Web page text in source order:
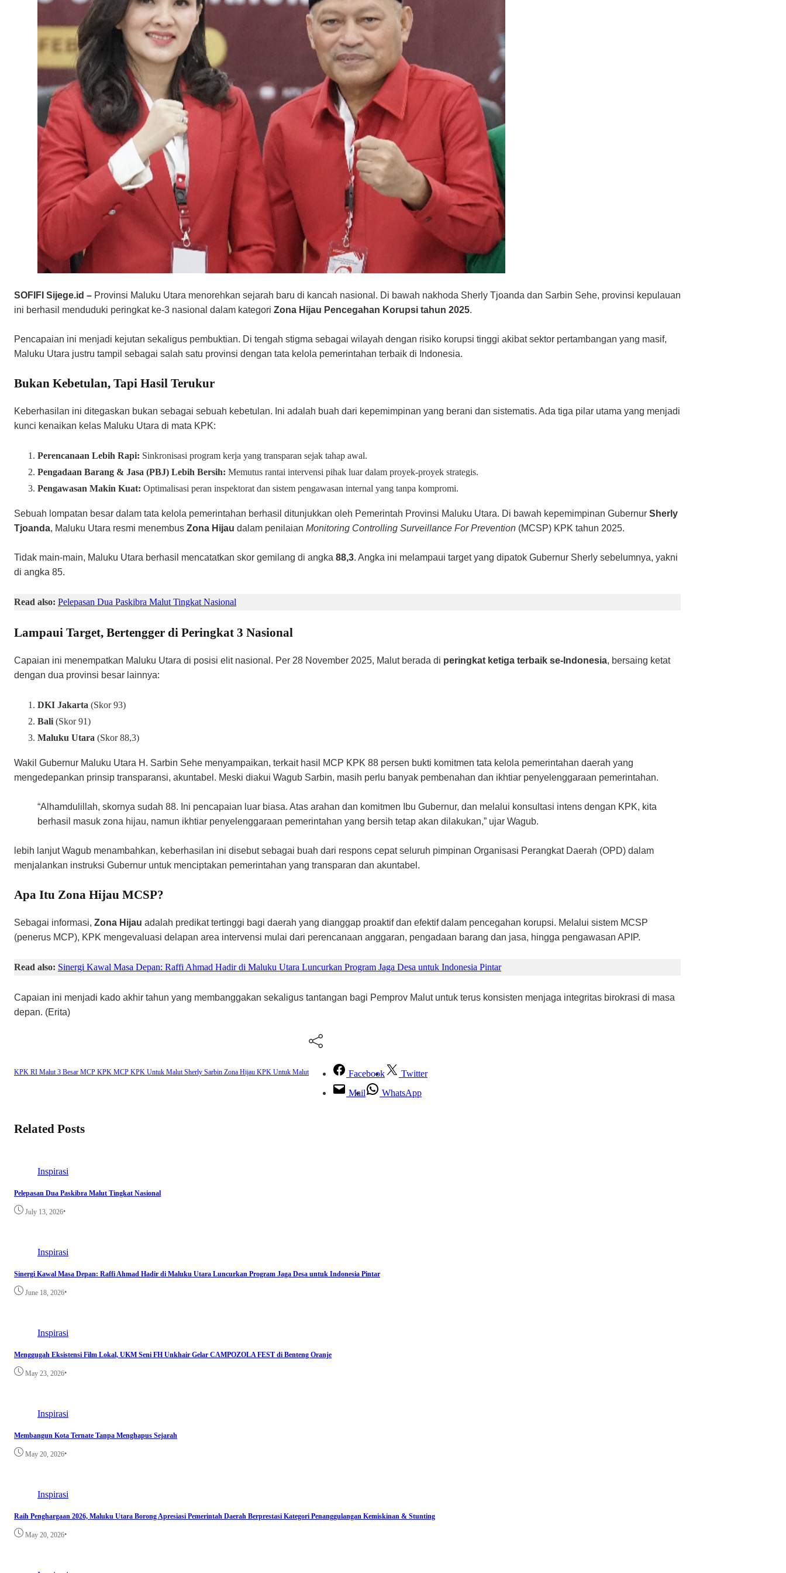
SOFIFI Sijege.id – Provinsi Maluku Utara menorehkan sejarah baru di kancah nasional. Di bawah nakhoda Sherly Tjoanda dan Sarbin Sehe, provinsi kepulauan
ini berhasil menduduki peringkat ke-3 nasional dalam kategori Zona Hijau Pencegahan Korupsi tahun 2025.
​Pencapaian ini menjadi kejutan sekaligus pembuktian. Di tengah stigma sebagai wilayah dengan risiko korupsi tinggi akibat sektor pertambangan yang masif,
Maluku Utara justru tampil sebagai salah satu provinsi dengan tata kelola pemerintahan terbaik di Indonesia.
​Bukan Kebetulan, Tapi Hasil Terukur
​Keberhasilan ini ditegaskan bukan sebagai sebuah kebetulan. Ini adalah buah dari kepemimpinan yang berani dan sistematis. Ada tiga pilar utama yang menjadi
kunci kenaikan kelas Maluku Utara di mata KPK:
Perencanaan Lebih Rapi: Sinkronisasi program kerja yang transparan sejak tahap awal.
Pengadaan Barang & Jasa (PBJ) Lebih Bersih: Memutus rantai intervensi pihak luar dalam proyek-proyek strategis.
Pengawasan Makin Kuat: Optimalisasi peran inspektorat dan sistem pengawasan internal yang tanpa kompromi.
Sebuah lompatan besar dalam tata kelola pemerintahan berhasil ditunjukkan oleh Pemerintah Provinsi Maluku Utara. Di bawah kepemimpinan Gubernur Sherly
Tjoanda, Maluku Utara resmi menembus Zona Hijau dalam penilaian Monitoring Controlling Surveillance For Prevention (MCSP) KPK tahun 2025.
​Tidak main-main, Maluku Utara berhasil mencatatkan skor gemilang di angka 88,3. Angka ini melampaui target yang dipatok Gubernur Sherly sebelumnya, yakni
di angka 85.
Read also: Pelepasan Dua Paskibra Malut Tingkat Nasional
​Lampaui Target, Bertengger di Peringkat 3 Nasional
​Capaian ini menempatkan Maluku Utara di posisi elit nasional. Per 28 November 2025, Malut berada di peringkat ketiga terbaik se-Indonesia, bersaing ketat
dengan dua provinsi besar lainnya:
DKI Jakarta (Skor 93)
Bali(Skor 91)
Maluku Utara (Skor 88,3)
Wakil Gubernur Maluku Utara H. Sarbin Sehe menyampaikan, terkait hasil MCP KPK 88 persen bukti komitmen tata kelola pemerintahan daerah yang
mengedepankan prinsip transparansi, akuntabel. Meski diakui Wagub Sarbin, masih perlu banyak pembenahan dan ikhtiar penyelenggaraan pemerintahan.
​“Alhamdulillah, skornya sudah 88. Ini pencapaian luar biasa. Atas arahan dan komitmen Ibu Gubernur, dan melalui konsultasi intens dengan KPK, kita
berhasil masuk zona hijau, namun ikhtiar penyelenggaraan pemerintahan yang bersih tetap akan dilakukan,” ujar Wagub.
​lebih lanjut Wagub menambahkan, keberhasilan ini disebut sebagai buah dari respons cepat seluruh pimpinan Organisasi Perangkat Daerah (OPD) dalam
menjalankan instruksi Gubernur untuk menciptakan pemerintahan yang transparan dan akuntabel.
​Apa Itu Zona Hijau MCSP?
​Sebagai informasi, Zona Hijau adalah predikat tertinggi bagi daerah yang dianggap proaktif dan efektif dalam pencegahan korupsi. Melalui sistem MCSP
(penerus MCP), KPK mengevaluasi delapan area intervensi mulai dari perencanaan anggaran, pengadaan barang dan jasa, hingga pengawasan APIP.
Read also: Sinergi Kawal Masa Depan: Raffi Ahmad Hadir di Maluku Utara Luncurkan Program Jaga Desa untuk Indonesia Pintar
​Capaian ini menjadi kado akhir tahun yang membanggakan sekaligus tantangan bagi Pemprov Malut untuk terus konsisten menjaga integritas birokrasi di masa
depan. (Erita)
KPK RI Malut 3 Besar MCP KPK MCP KPK Untuk MalutSherly Sarbin Zona Hijau KPK Untuk Malut Facebook
Twitter
Mail
WhatsApp
Related Posts
Inspirasi
Pelepasan Dua Paskibra Malut Tingkat Nasional
July 13, 2026•
Inspirasi
Sinergi Kawal Masa Depan: Raffi Ahmad Hadir di Maluku Utara Luncurkan Program Jaga Desa untuk Indonesia Pintar
June 18, 2026•
Inspirasi
Menggugah Eksistensi Film Lokal, UKM Seni FH Unkhair Gelar CAMPOZOLA FEST di Benteng Oranje
May 23, 2026•
Inspirasi
Membangun Kota Ternate Tanpa Menghapus Sejarah
May 20, 2026•
Inspirasi
Raih Penghargaan 2026, Maluku Utara Borong Apresiasi Pemerintah Daerah Berprestasi Kategori Penanggulangan Kemiskinan & Stunting
May 20, 2026•